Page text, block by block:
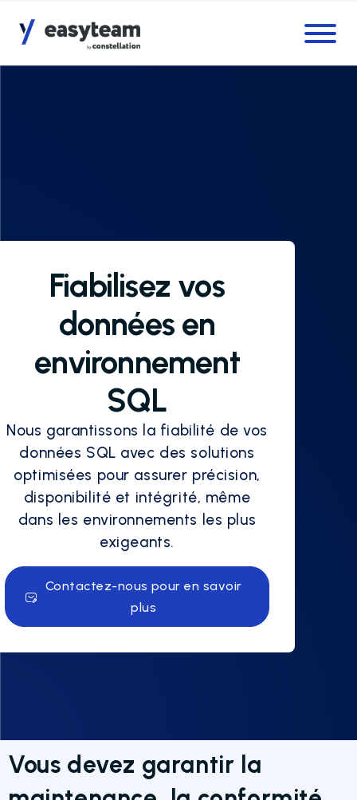
Fiabilisez vos
données en
environnement
SQL
Nous garantissons la fiabilité de vos
données SQL avec des solutions
optimisées pour assurer précision,
disponibilité et intégrité, même
dans les environnements les plus
exigeants.
Contactez-nous pour en savoir
plus
Vous devez garantir la